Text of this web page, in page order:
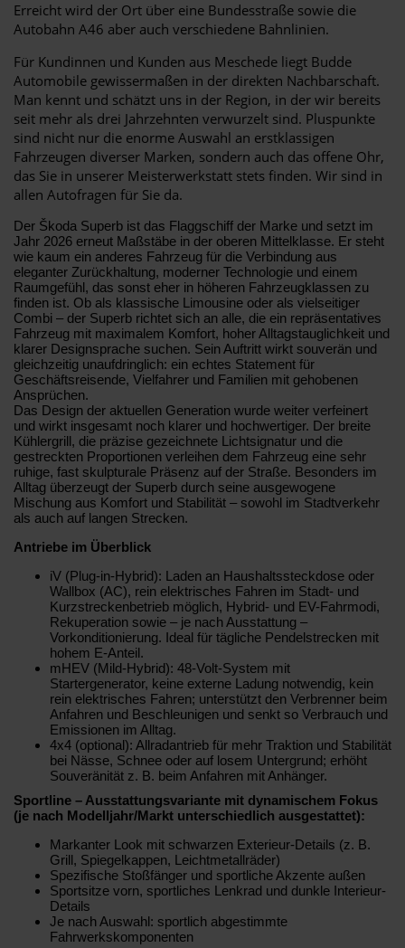
Erreicht wird der Ort über eine Bundesstraße sowie die
Autobahn A46 aber auch verschiedene Bahnlinien.
Für Kundinnen und Kunden aus Meschede liegt Budde
Automobile gewissermaßen in der direkten Nachbarschaft.
Man kennt und schätzt uns in der Region, in der wir bereits
seit mehr als drei Jahrzehnten verwurzelt sind. Pluspunkte
sind nicht nur die enorme Auswahl an erstklassigen
Fahrzeugen diverser Marken, sondern auch das offene Ohr,
das Sie in unserer Meisterwerkstatt stets finden. Wir sind in
allen Autofragen für Sie da.
Der Škoda Superb ist das Flaggschiff der Marke und setzt im
Jahr 2026 erneut Maßstäbe in der oberen Mittelklasse. Er steht
wie kaum ein anderes Fahrzeug für die Verbindung aus
eleganter Zurückhaltung, moderner Technologie und einem
Raumgefühl, das sonst eher in höheren Fahrzeugklassen zu
finden ist. Ob als klassische Limousine oder als vielseitiger
Combi – der Superb richtet sich an alle, die ein repräsentatives
Fahrzeug mit maximalem Komfort, hoher Alltagstauglichkeit und
klarer Designsprache suchen. Sein Auftritt wirkt souverän und
gleichzeitig unaufdringlich: ein echtes Statement für
Geschäftsreisende, Vielfahrer und Familien mit gehobenen
Ansprüchen.
Das Design der aktuellen Generation wurde weiter verfeinert
und wirkt insgesamt noch klarer und hochwertiger. Der breite
Kühlergrill, die präzise gezeichnete Lichtsignatur und die
gestreckten Proportionen verleihen dem Fahrzeug eine sehr
ruhige, fast skulpturale Präsenz auf der Straße. Besonders im
Alltag überzeugt der Superb durch seine ausgewogene
Mischung aus Komfort und Stabilität – sowohl im Stadtverkehr
als auch auf langen Strecken.
Antriebe im Überblick
iV (Plug-in-Hybrid): Laden an Haushaltssteckdose oder
Wallbox (AC), rein elektrisches Fahren im Stadt- und
Kurzstreckenbetrieb möglich, Hybrid- und EV-Fahrmodi,
Rekuperation sowie – je nach Ausstattung –
Vorkonditionierung. Ideal für tägliche Pendelstrecken mit
hohem E-Anteil.
mHEV (Mild-Hybrid): 48-Volt-System mit
Startergenerator, keine externe Ladung notwendig, kein
rein elektrisches Fahren; unterstützt den Verbrenner beim
Anfahren und Beschleunigen und senkt so Verbrauch und
Emissionen im Alltag.
4x4 (optional): Allradantrieb für mehr Traktion und Stabilität
bei Nässe, Schnee oder auf losem Untergrund; erhöht
Souveränität z. B. beim Anfahren mit Anhänger.
Sportline – Ausstattungsvariante mit dynamischem Fokus
(je nach Modelljahr/Markt unterschiedlich ausgestattet):
Markanter Look mit schwarzen Exterieur-Details (z. B.
Grill, Spiegelkappen, Leichtmetallräder)
Spezifische Stoßfänger und sportliche Akzente außen
Sportsitze vorn, sportliches Lenkrad und dunkle Interieur-
Details
Je nach Auswahl: sportlich abgestimmte
Fahrwerkskomponenten